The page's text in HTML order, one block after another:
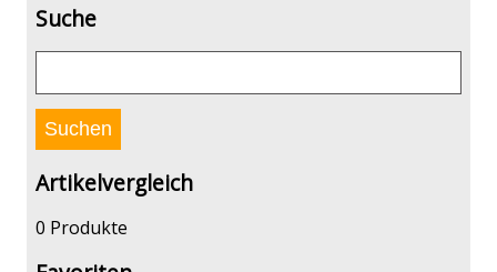
Suche
Artikelvergleich
0 Produkte